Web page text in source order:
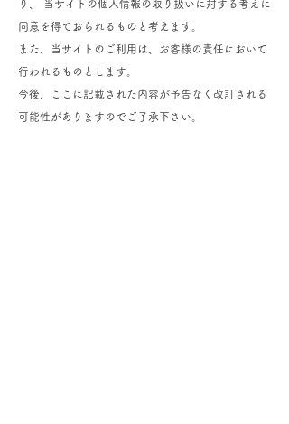
り、 当サイトの個人情報の取り扱いに対する考えに
同意を得ておられるものと考えます。
また、当サイトのご利用は、お客様の責任において
行われるものとします。
今後、ここに記載された内容が予告なく改訂される
可能性がありますのでご了承下さい。